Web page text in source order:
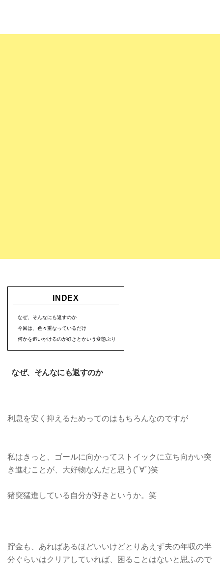
INDEX
なぜ、そんなにも返すのか
今回は、色々重なっているだけ
何かを追いかけるのが好きとかいう変態ぶり
なぜ、そんなにも返すのか
利息を安く抑えるためってのはもちろんなのですが
私はきっと、ゴールに向かってストイックに立ち向かい突
き進むことが、大好物なんだと思う(ﾟ∀ﾟ)笑
猪突猛進している自分が好きというか。笑
貯金も、あればあるほどいいけどとりあえず夫の年収の半
分ぐらいはクリアしていれば、困ることはないと思ふので